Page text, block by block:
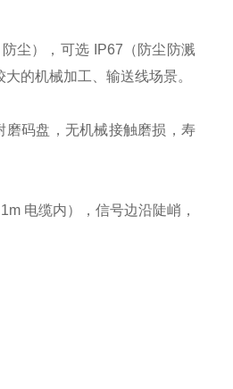
尘），可选 IP67（防尘防溅
的机械加工、输送线场景。
磨码盘，无机械接触磨损，寿
电缆内），信号边沿陡峭，